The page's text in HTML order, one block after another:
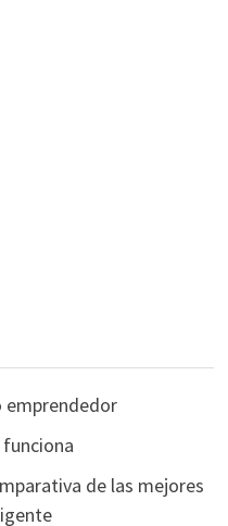
emprendedor
de las mejores